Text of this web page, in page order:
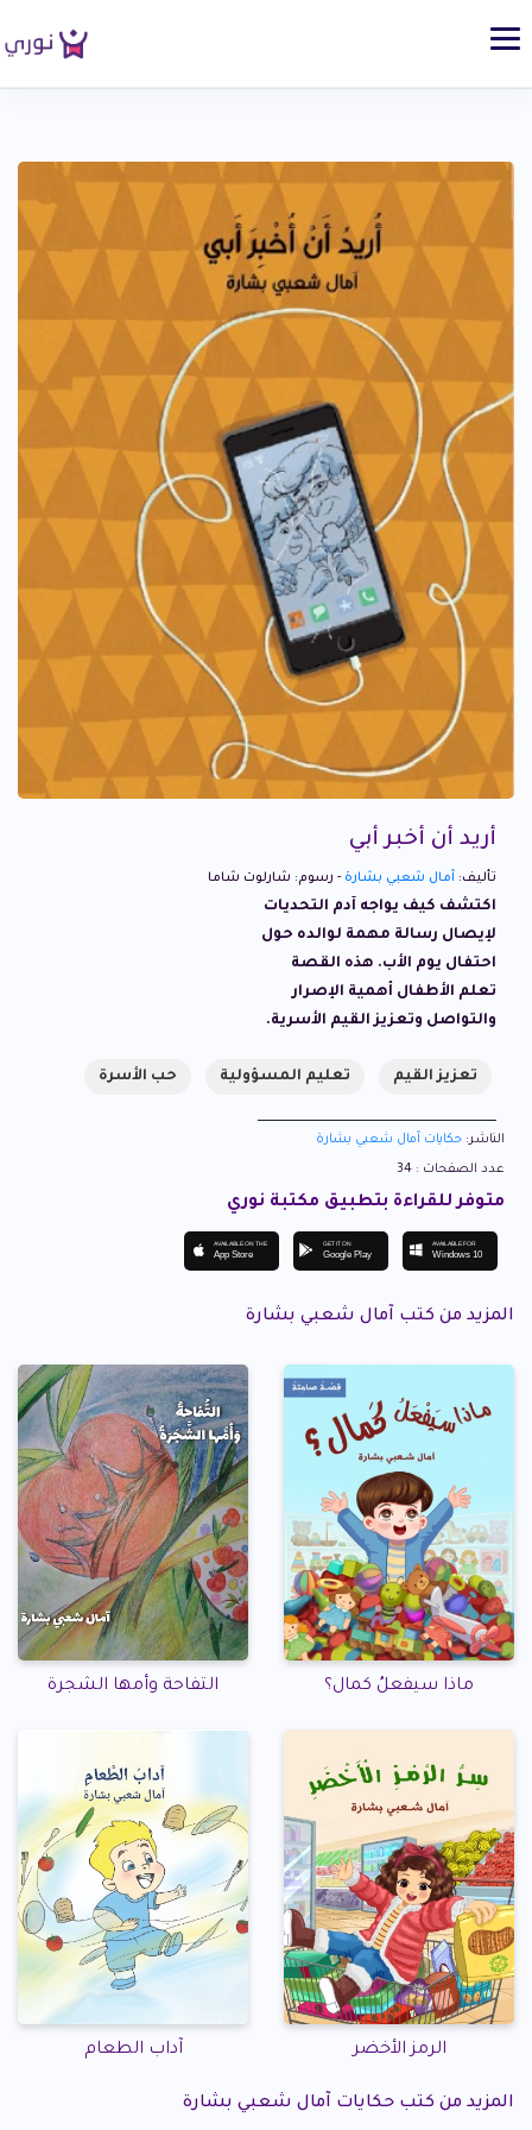
أريد أن أخبر أبي
تأليف: آمال شعبي بشارة - رسوم: شارلوت شاما
اكتشف كيف يواجه آدم التحديات
لإيصال رسالة مهمة لوالده حول
احتفال يوم الأب. هذه القصة
تعلم الأطفال أهمية الإصرار
والتواصل وتعزيز القيم الأسرية.
تعزيز القيم تعليم المسؤولية حب الأسرة
الناشر: حكايات آمال شعبي بشارة
عدد الصفحات : 34
متوفر للقراءة بتطبيق مكتبة نوري
AVAILABLE ON THE
App Store
GET IT ON
Google Play
AVAILABLE FOR
Windows 10
المزيد من كتب آمال شعبي بشارة
ماذا سيفعلُ كمال؟ التفاحة وأمها الشجرة
الرمز الأخضر آداب الطعام
المزيد من كتب حكايات آمال شعبي بشارة